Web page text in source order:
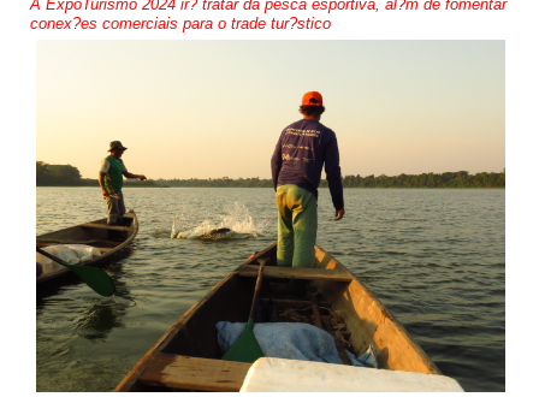
A ExpoTurismo 2024 ir? tratar da pesca esportiva, al?m de fomentar
conex?es comerciais para o trade tur?stico